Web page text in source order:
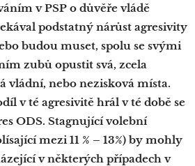
v PSP o důvěře vládě
podstatný nárůst agresivity
budou muset, spolu se svými
zubů opustit svá, zcela
vládní, nebo nezisková místa.
v té agresivitě hrál v té době se
ODS. Stagnující volební
mezi 11 % – 13%) by mohly
v některých případech v